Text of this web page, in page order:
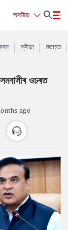
অসমীয়া
ক্ৰীড়া মতামত
ওচৰত
ago